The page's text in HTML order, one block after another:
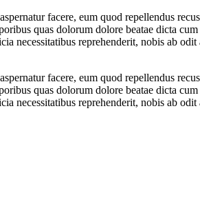
facere, eum quod repellendus
quas dolorum dolore beatae dicta
necessitatibus reprehenderit, nobis ab
facere, eum quod repellendus
quas dolorum dolore beatae dicta
necessitatibus reprehenderit, nobis ab